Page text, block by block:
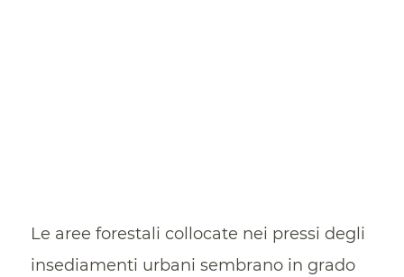
Le aree forestali collocate nei pressi degli
insediamenti urbani sembrano in grado